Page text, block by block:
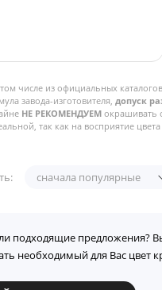
числе из официальных
завода-изготовителя, допуск
НЕ РЕКОМЕНДУЕМ окрашивать
так как на восприятие
сначала популярные
подходящие предложения?
необходимый для Вас цвет